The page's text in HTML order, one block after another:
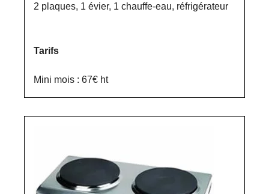
2 plaques, 1 évier, 1 chauffe-eau, réfrigérateur
Tarifs
Mini mois : 67€ ht